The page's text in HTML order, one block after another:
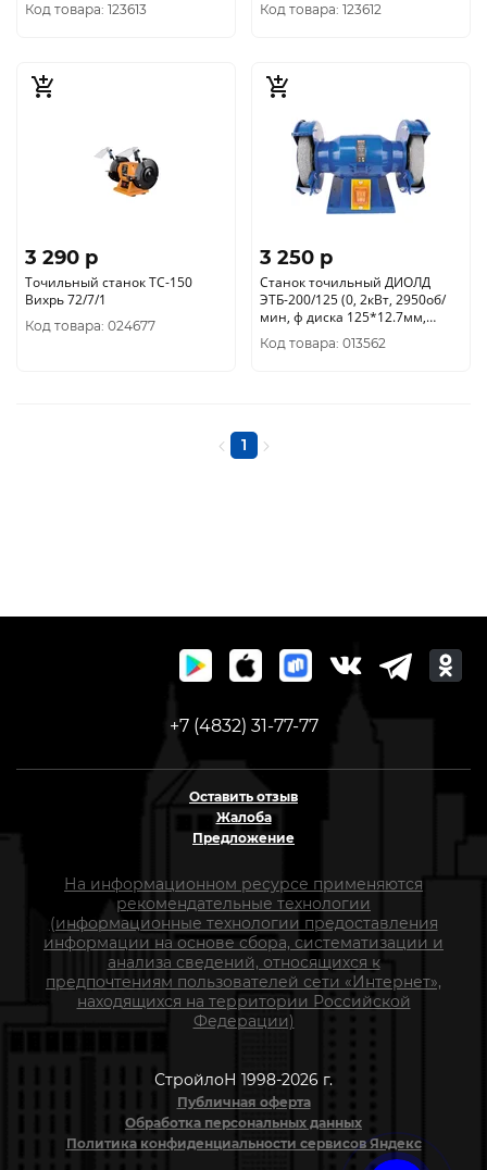
Код товара: 123613 Код товара: 123612
3 290 p
Точильный станок ТС-150
Вихрь 72/7/1
Код товара: 024677
3 250 p
Станок точильный ДИОЛД
ЭТБ-200/125 (0, 2кВт, 2950об/
мин, ф диска 125*12.7мм,
толщ круга 16мм) 20041021
Код товара: 013562
1
+7 (4832) 31-77-77
Оставить отзыв
Жалоба
Предложение
На информационном ресурсе применяются
рекомендательные технологии
(информационные технологии предоставления
информации на основе сбора, систематизации и
анализа сведений, относящихся к
предпочтениям пользователей сети «Интернет»,
находящихся на территории Российской
Федерации)
СтройлоН 1998-2026 г.
Публичная оферта
Обработка персональных данных
Политика конфиденциальности сервисов Яндекс